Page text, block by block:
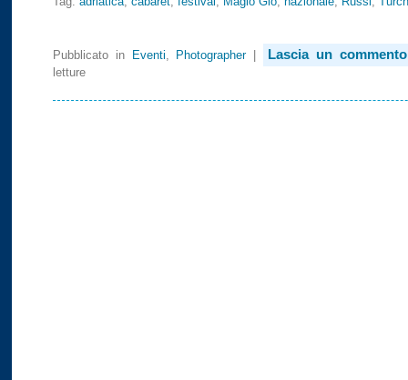
Pubblicato in Eventi Photographer| Lascia un
letture